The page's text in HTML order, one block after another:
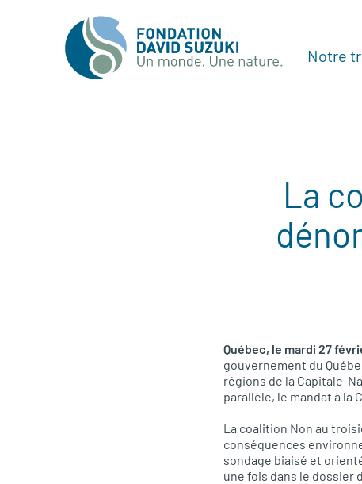
Notre
La
Québec, le mardi 27
gouvernement du
régions de la Capitale-
parallèle, le mandat à la
La coalition Non au
conséquences
sondage biaisé et
une fois dans le dossier